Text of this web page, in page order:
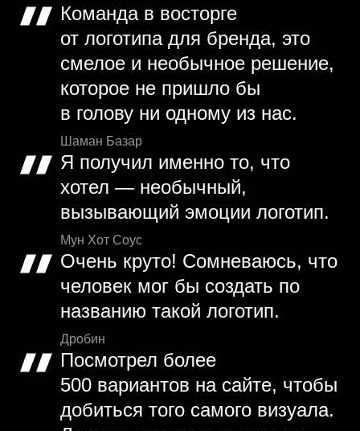
Команда в восторге
от логотипа для бренда, это
смелое и необычное решение,
которое не пришло бы
в голову ни одному из нас.
Шаман Базар
Я получил именно то, что
хотел — необычный,
вызывающий эмоции логотип.
Мун Хот Соус
Очень круто! Сомневаюсь, что
человек мог бы создать по
названию такой логотип.
Дробин
Посмотрел более
500 вариантов на сайте, чтобы
добиться того самого визуала.